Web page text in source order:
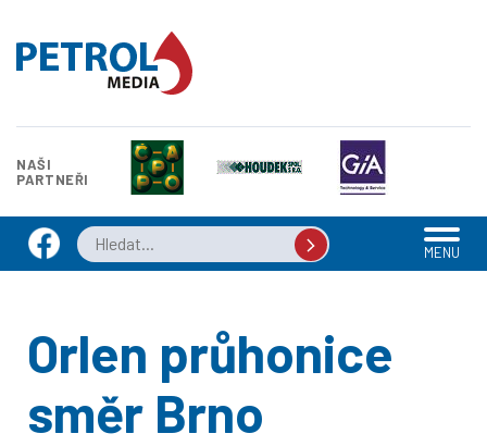
NAŠI
PARTNEŘI
MENU
Orlen průhonice
směr Brno